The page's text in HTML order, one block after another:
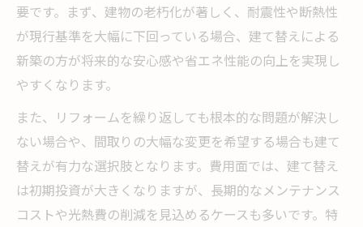
要です。まず、建物の老朽化が著しく、耐震性や断熱性
が現行基準を大幅に下回っている場合、建て替えによる
新築の方が将来的な安心感や省エネ性能の向上を実現し
やすくなります。
また、リフォームを繰り返しても根本的な問題が解決し
ない場合や、間取りの大幅な変更を希望する場合も建て
替えが有力な選択肢となります。費用面では、建て替え
は初期投資が大きくなりますが、長期的なメンテナンス
コストや光熱費の削減を見込めるケースも多いです。特